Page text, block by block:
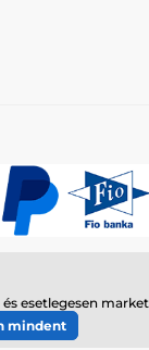
esetlegesen
mindent